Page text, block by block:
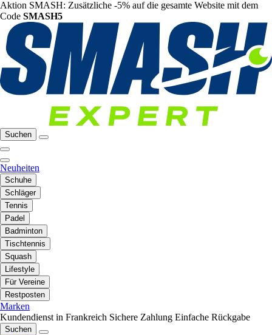
Aktion SMASH: Zusätzliche -5% auf die gesamte Website mit dem
Code SMASH5
Suchen
Neuheiten
Schuhe
Schläger
Tennis
Padel
Badminton
Tischtennis
Squash
Lifestyle
Für Vereine
Restposten
Marken
Kundendienst in Frankreich Sichere Zahlung Einfache Rückgabe
Suchen